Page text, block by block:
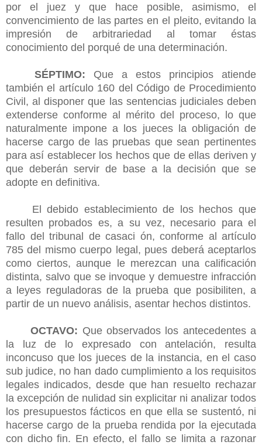
por el juez y que hace posible, asimismo, el
convencimiento de las partes en el pleito, evitando la
impresión de arbitrariedad al tomar éstas
conocimiento del porqué de una determinación.
SÉPTIMO: Que a estos principios atiende
también el artículo 160 del Código de Procedimiento
Civil, al disponer que las sentencias judiciales deben
extenderse conforme al mérito del proceso, lo que
naturalmente impone a los jueces la obligación de
hacerse cargo de las pruebas que sean pertinentes
para así establecer los hechos que de ellas deriven y
que deberán servir de base a la decisión que se
adopte en definitiva.
El debido establecimiento de los hechos que
resulten probados es, a su vez, necesario para el
fallo del tribunal de casaci ón, conforme al artículo
785 del mismo cuerpo legal, pues deberá aceptarlos
como ciertos, aunque le merezcan una calificación
distinta, salvo que se invoque y demuestre infracción
a leyes reguladoras de la prueba que posibiliten, a
partir de un nuevo análisis, asentar hechos distintos.
OCTAVO: Que observados los antecedentes a
la luz de lo expresado con antelación, resulta
inconcuso que los jueces de la instancia, en el caso
sub judice, no han dado cumplimiento a los requisitos
legales indicados, desde que han resuelto rechazar
la excepción de nulidad sin explicitar ni analizar todos
los presupuestos fácticos en que ella se sustentó, ni
hacerse cargo de la prueba rendida por la ejecutada
con dicho fin. En efecto, el fallo se limita a razonar